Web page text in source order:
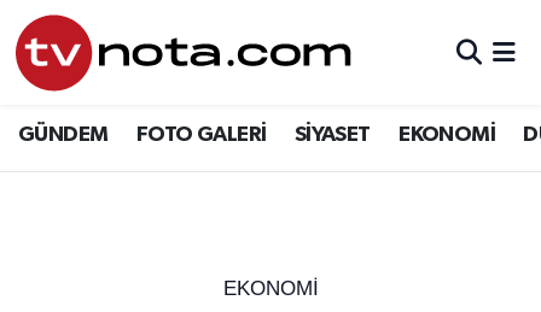
GÜNDEM FOTO GALERİ SİYASET EKONOMİ
EKONOMİ
GÜNDEM
Hava Durumu